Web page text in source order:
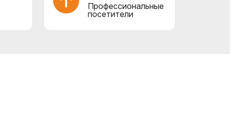
Профессиональные
посетители